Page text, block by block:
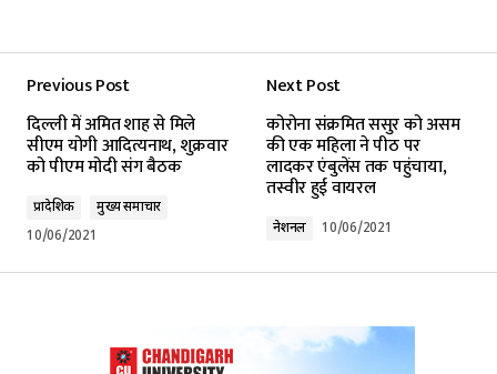
Previous Post
दिल्ली में अमित शाह से मिले
सीएम योगी आदित्यनाथ, शुक्रवार
को पीएम मोदी संग बैठक
प्रादेशिक
मुख्य समाचार
10/06/2021
Next Post
कोरोना संक्रमित ससुर को असम
की एक महिला ने पीठ पर
लादकर एंबुलेंस तक पहुंचाया,
तस्वीर हुई वायरल
नेशनल 10/06/2021